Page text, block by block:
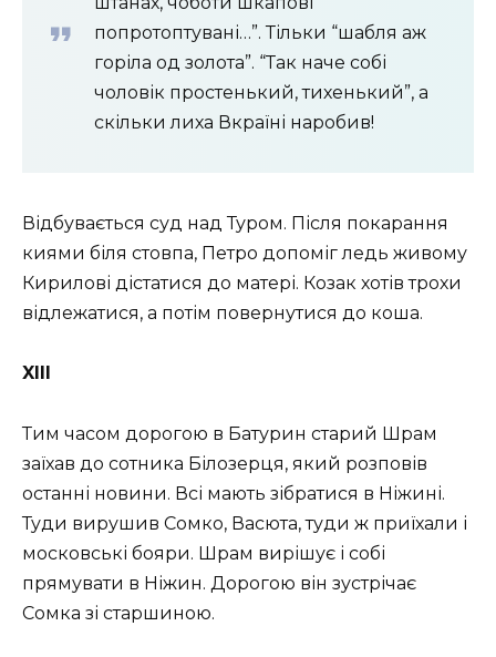
попротоптувані…”. Тільки “шабля аж
горіла од золота”. “Так наче собі
чоловік простенький, тихенький”, а
скільки лиха Вкраїні наробив!
Відбувається суд над Туром. Після покарання
киями біля стовпа, Петро допоміг ледь живому
Кирилові дістатися до матері. Козак хотів трохи
відлежатися, а потім повернутися до коша.
XIII
Тим часом дорогою в Батурин старий Шрам
заїхав до сотника Білозерця, який розповів
останні новини. Всі мають зібратися в Ніжині.
Туди вирушив Сомко, Васюта, туди ж приїхали і
московські бояри. Шрам вирішує і собі
прямувати в Ніжин. Дорогою він зустрічає
Сомка зі старшиною.